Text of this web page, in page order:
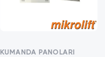
KUMANDA PANOLARI